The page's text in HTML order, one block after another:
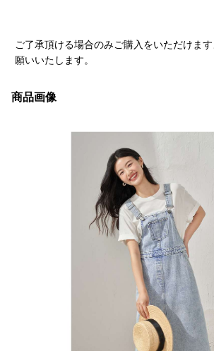
ご了承頂ける場合のみご購入をいただけま
願いいたします。
商品画像